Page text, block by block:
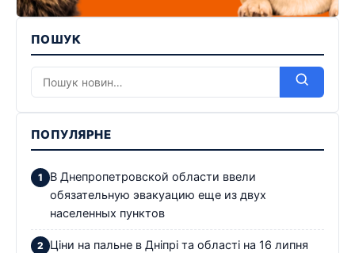
ПОШУК
ПОПУЛЯРНЕ
В Днепропетровской области ввели
обязательную эвакуацию еще из двух
населенных пунктов
Ціни на пальне в Дніпрі та області на 16 липня